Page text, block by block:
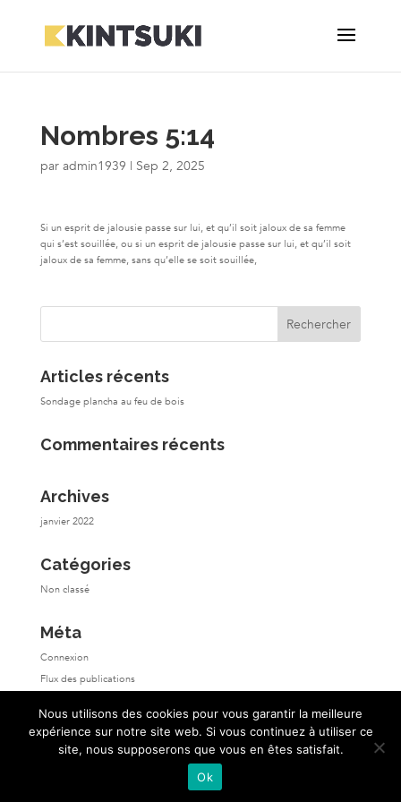
Nombres 5:14
par admin1939 | Sep 2, 2025
Si un esprit de jalousie passe sur lui, et qu’il soit jaloux de sa femme
qui s’est souillée, ou si un esprit de jalousie passe sur lui, et qu’il soit
jaloux de sa femme, sans qu’elle se soit souillée,
Articles récents
Sondage plancha au feu de bois
Commentaires récents
Archives
janvier 2022
Catégories
Non classé
Méta
Connexion
Flux des publications
Site de WordPress-FR
Nous utilisons des cookies pour vous garantir la meilleure
expérience sur notre site web. Si vous continuez à utiliser ce
site, nous supposerons que vous en êtes satisfait.
Ok